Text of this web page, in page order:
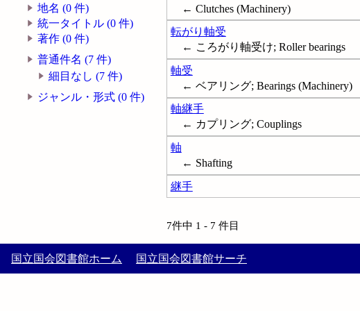
地名 (0 件)
統一タイトル (0 件)
著作 (0 件)
普通件名 (7 件)
細目なし (7 件)
ジャンル・形式 (0 件)
← Clutches (Machinery)
転がり軸受
← ころがり軸受け; Roller bearings
軸受
← ベアリング; Bearings (Machinery)
軸継手
← カプリング; Couplings
軸
← Shafting
継手
7件中 1 - 7 件目
国立国会図書館ホーム 国立国会図書館サーチ